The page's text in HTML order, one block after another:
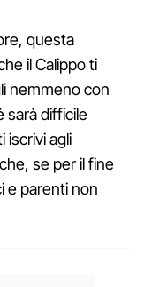
questa
il Calippo ti
nemmeno con
sarà difficile
iscrivi agli
se per il fine
e parenti non